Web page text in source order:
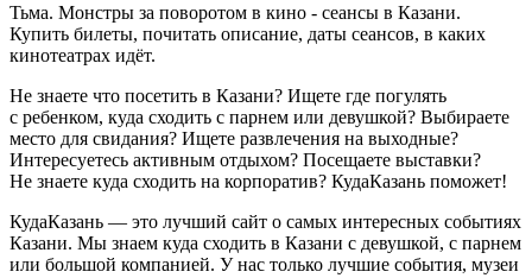
Тьма. Монстры за поворотом в кино - сеансы в Казани.
Купить билеты, почитать описание, даты сеансов, в каких
кинотеатрах идёт.
Не знаете что посетить в Казани? Ищете где погулять
с ребенком, куда сходить с парнем или девушкой? Выбираете
место для свидания? Ищете развлечения на выходные?
Интересуетесь активным отдыхом? Посещаете выставки?
Не знаете куда сходить на корпоратив? КудаКазань поможет!
КудаКазань — это лучший сайт о самых интересных событиях
Казани. Мы знаем куда сходить в Казани с девушкой, с парнем
или большой компанией. У нас только лучшие события, музеи